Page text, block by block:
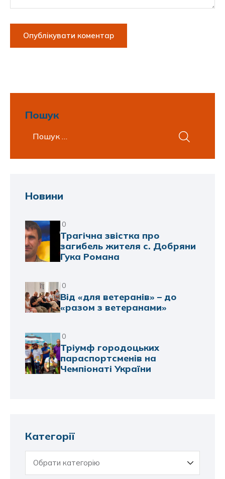
Пошук
Новини
0
Трагічна звістка про
загибель жителя с. Добряни
Гука Романа
0
Від «для ветеранів» – до
«разом з ветеранами»
0
Тріумф городоцьких
параспортсменів на
Чемпіонаті України
Категорії